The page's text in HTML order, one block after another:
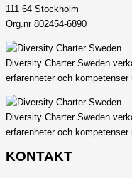
111 64 Stockholm
Org.nr 802454-6890
Diversity Charter Sweden
erfarenheter och kompetenser
Diversity Charter Sweden
erfarenheter och kompetenser
KONTAKT